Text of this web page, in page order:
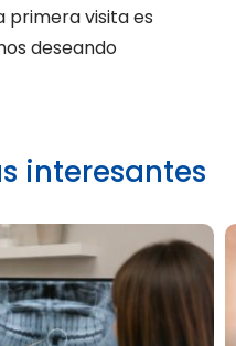
primera visita es
deseando
interesantes